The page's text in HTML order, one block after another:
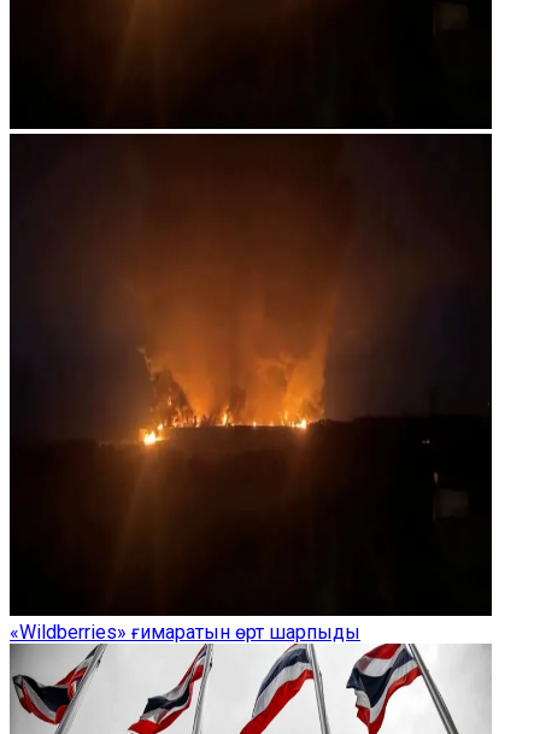
«Wildberries» ғимаратын өрт шарпыды